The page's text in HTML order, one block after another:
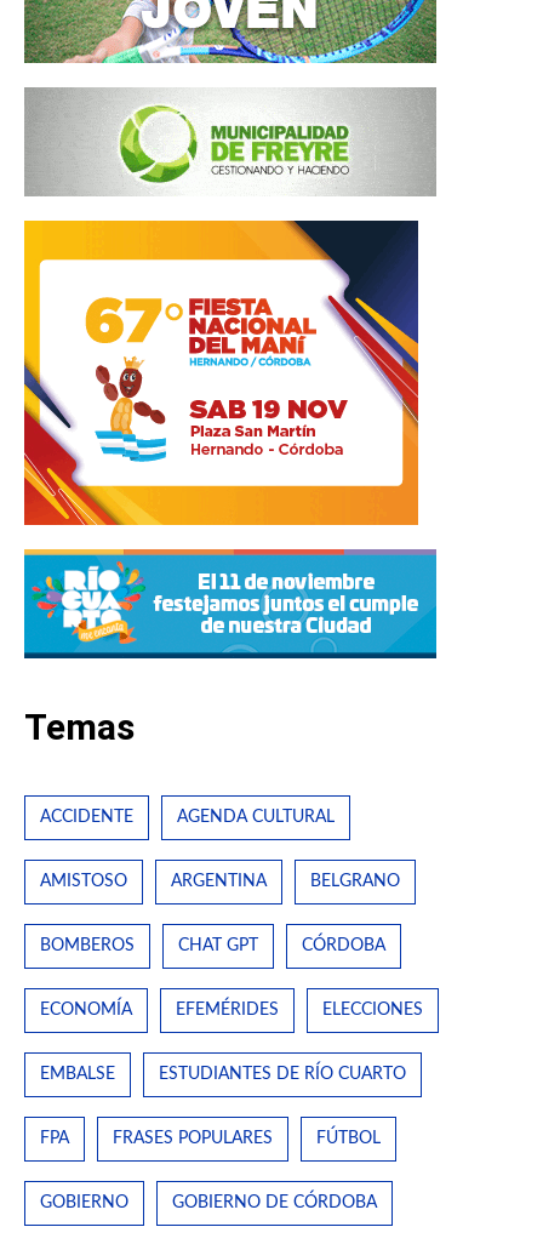
Temas
ACCIDENTE AGENDA CULTURAL
AMISTOSO ARGENTINA BELGRANO
BOMBEROS CHAT GPT CÓRDOBA
ECONOMÍA EFEMÉRIDES ELECCIONES
EMBALSE ESTUDIANTES DE RÍO CUARTO
FPA FRASES POPULARES FÚTBOL
GOBIERNO GOBIERNO DE CÓRDOBA